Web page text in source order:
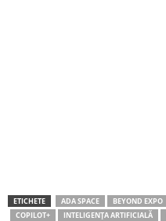
ETICHETE ADA SPACE BEYOND EXPO
COPILOT+
INTELIGENȚA ARTIFICIALĂ